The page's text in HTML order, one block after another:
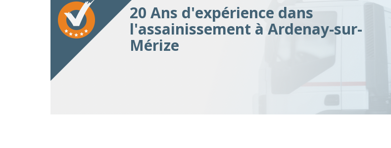
20 Ans d'expérience dans
l'assainissement à Ardenay-sur-
Mérize